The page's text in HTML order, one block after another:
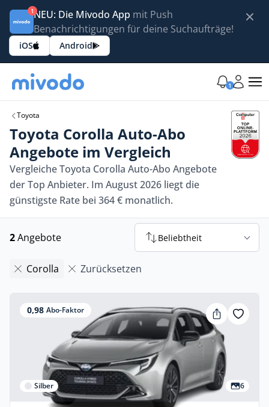
1NEU: Die Mivodo App mit Push
Benachrichtigungen für deine Suchaufträge!
iOS Android
1
Toyota
Toyota Corolla Auto-Abo
Angebote im Vergleich
Vergleiche Toyota Corolla Auto-Abo Angebote
der Top Anbieter. Im August 2026 liegt die
günstigste Rate bei 364 € monatlich.
2Angebote Beliebtheit
Corolla Zurücksetzen
0,98 Abo-Faktor
Silber 6